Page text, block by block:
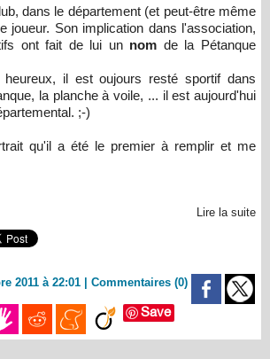
dans le département (et peut-être même
joueur. Son implication dans l'association,
ont fait de lui un nom de la Pétanque
heureux, il est oujours resté sportif dans
la planche à voile, ... il est aujourd'hui
;-)
qu'il a été le premier à remplir et me
Lire la suite
2011 à 22:01 Commentaires (0)
Save